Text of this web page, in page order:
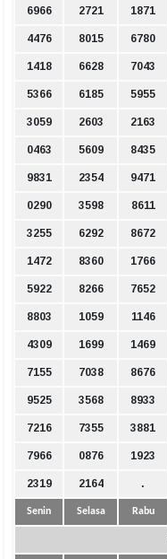
6966 2721 1871
4476 8015 6780
1418 6628 7043
5366 6185 5955
3059 2603 2163
0463 5609 8435
9831 2354 9471
0290 3598 8611
3255 6292 8672
1472 8360 1766
5922 8266 7652
8803 1059 1146
4309 1699 1469
7155 7038 8676
9525 3568 8933
7216 7355 3881
7966 0876 1923
2319 2164 .
Senin Selasa Rabu